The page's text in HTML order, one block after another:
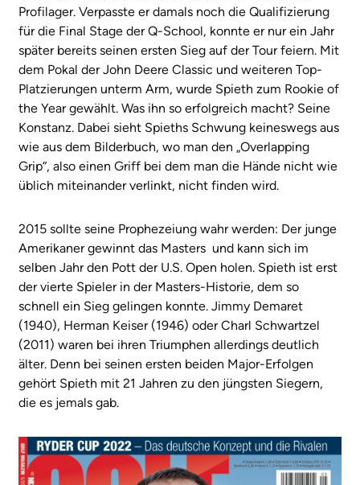
Profilager. Verpasste er damals noch die Qualifizierung
für die Final Stage der Q-School, konnte er nur ein Jahr
später bereits seinen ersten Sieg auf der Tour feiern. Mit
dem Pokal der John Deere Classic und weiteren Top-
Platzierungen unterm Arm, wurde Spieth zum Rookie of
the Year gewählt. Was ihn so erfolgreich macht? Seine
Konstanz. Dabei sieht Spieths Schwung keineswegs aus
wie aus dem Bilderbuch, wo man den „Overlapping
Grip“, also einen Griff bei dem man die Hände nicht wie
üblich miteinander verlinkt, nicht finden wird.
2015 sollte seine Prophezeiung wahr werden: Der junge
Amerikaner gewinnt das Masters und kann sich im
selben Jahr den Pott der U.S. Open holen. Spieth ist erst
der vierte Spieler in der Masters-Historie, dem so
schnell ein Sieg gelingen konnte. Jimmy Demaret
(1940), Herman Keiser (1946) oder Charl Schwartzel
(2011) waren bei ihren Triumphen allerdings deutlich
älter. Denn bei seinen ersten beiden Major-Erfolgen
gehört Spieth mit 21 Jahren zu den jüngsten Siegern,
die es jemals gab.